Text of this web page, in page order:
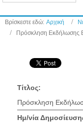
Βρίσκεστε εδώ: Αρχική
Πρόσκληση Εκδήλωσης
Τίτλος:
Πρόσκληση
Ημ/νία